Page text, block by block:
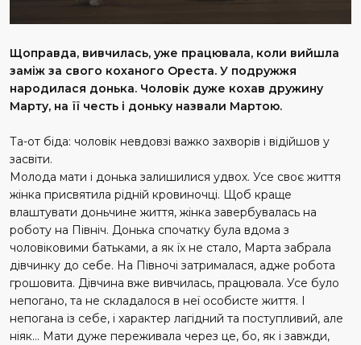
Щоправда, вивчилась, уже працювала, коли вийшла
заміж за свого коханого Ореста. У подружжя
народилася донька. Чоловік дуже кохав дружину
Марту, на її честь і доньку назвали Мартою.
Та-от біда: чоловік невдовзі важко захворів і відійшов у
засвіти.
Молода мати і донька залишилися удвох. Усе своє життя
жінка присвятила рідній кровиночці. Щоб краще
влаштувати доньчине життя, жінка завербувалась на
роботу на Північ. Донька спочатку була вдома з
чоловіковими батьками, а як їх не стало, Марта забрала
дівчинку до себе. На Півночі затрималася, адже робота
грошовита. Дівчина вже вивчилась, працювала. Усе було
непогано, та не складалося в неї особисте життя. І
непогана із себе, і характер лагідний та поступливий, але
ніяк... Мати дуже переживала через це, бо, як і завжди,